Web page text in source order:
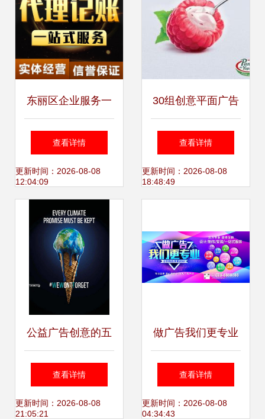
东丽区企业服务一
站式指南 代理记
账、执照代办与财
务咨询全解析
查看详情
更新时间：2026-08-08
12:04:09
30组创意平面广告
幽默深度全都要，
泻药广告却让人想
查看详情
更新时间：2026-08-08
18:48:49
公益广告创意的五
大实用技巧 从设计
到共鸣的全程解析
查看详情
更新时间：2026-08-08
21:05:21
做广告我们更专业
查看详情
更新时间：2026-08-08
04:34:43